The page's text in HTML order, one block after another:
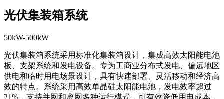
光伏集装箱系统
50kW-500kW
光伏集装箱系统采用标准化集装箱设计，集成高效太阳能电池
板、支架系统和发电设备。专为工商业分布式发电、偏远地区
供电和临时用电场景设计，具有快速部署、灵活移动和经济高
效的特点。系统采用高效单晶硅太阳能电池，发电效率超过
21%，支持并网和离网多种运行模式，可有效降低用电成本，